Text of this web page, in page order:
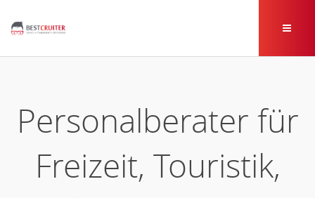
Personalberater für
Freizeit, Touristik,